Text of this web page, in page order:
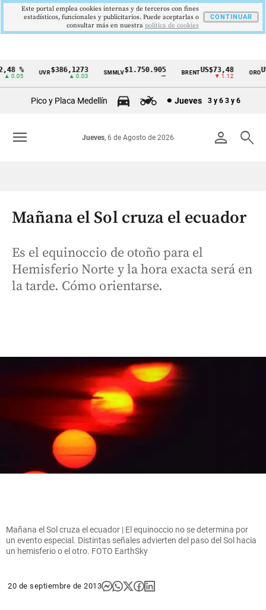
Cintillo
Colombia
% UVR$386,1273
▲ 0.03
SMMLV$1.750.905 BRENTUS$73,48
▼ 1.12
ORO
Pico y Placa Medellín Jueves 3 y 6 3 y 6
person search
Jueves, 6 de Agosto de 2026
menu
Mañana el Sol cruza el ecuador
Es el equinoccio de otoño para el
Hemisferio Norte y la hora exacta será en
la tarde. Cómo orientarse.
Mañana el Sol cruza el ecuador | El equinoccio no se determina por
un evento especial. Distintas señales advierten del paso del Sol hacia
un hemisferio o el otro. FOTO EarthSky
20 de septiembre de 2013
Este portal emplea cookies internas y de terceros con fines
estadísticos, funcionales y publicitarios. Puede aceptarlas o
consultar más en nuestra politica de cookies
CONTINUAR